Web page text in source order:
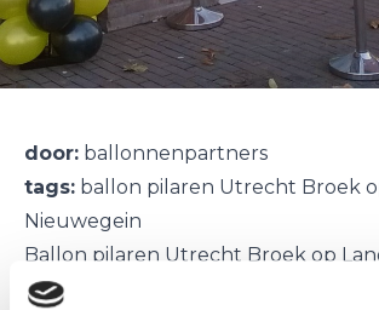
door: ballonnenpartners
tags: ballon pilaren Utrecht Broek
Nieuwegein
Ballon pilaren Utrecht Broek op
Nieuwegein